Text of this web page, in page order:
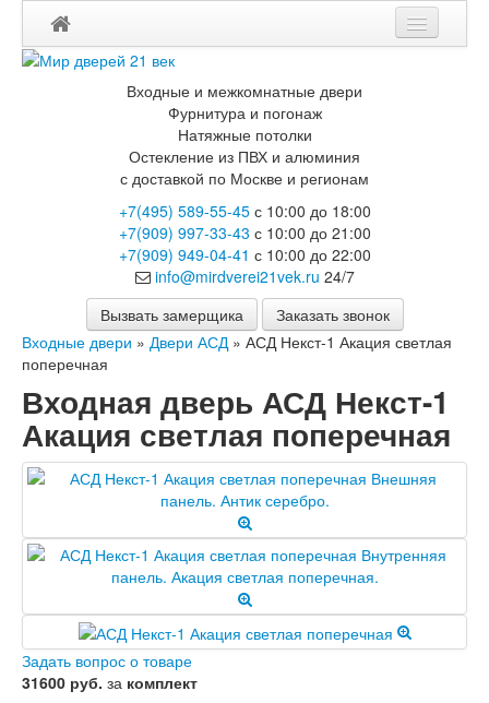
Мои заказы
Двери с терморазрывом для улицы
Противопожарные двери
Двери Бункер
Двери Лекс
Двери Термодор
Арктика
Монолит
Термо
Термо Лацио
Флагман
Электрозамок Смарт
Заводские двери
Двери Лабиринт
Лабиринт Аляска Лайт
Лабиринт Арт
Лабиринт Атлантик
Лабиринт Бетон
Лабиринт Верса
Лабиринт Версаль
Лабиринт Гранд
Лабиринт Дверь двойная тамбурная под
Входные и межкомнатные двери
Фурнитура и погонаж
Натяжные потолки
Остекление из ПВХ и алюминия
с доставкой по Москве и регионам
+7(495) 589-55-45с 10:00 до 18:00
+7(909) 997-33-43 с 10:00 до 21:00
+7(909) 949-04-41 с 10:00 до 22:00
info@mirdverei21vek.ru 24/7
Вызвать замерщика
Заказать звонок
Входные двери » Двери АСД» АСД Некст-1 Акация светлая
поперечная
Входная дверь АСД Некст-1
Акация светлая поперечная
Задать вопрос о товаре
31600 руб. за комплект